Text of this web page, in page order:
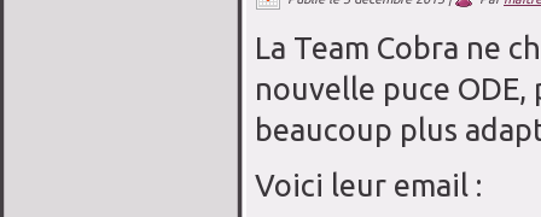
La Team Cobra ne
nouvelle puce
beaucoup plus
Voici leur email :